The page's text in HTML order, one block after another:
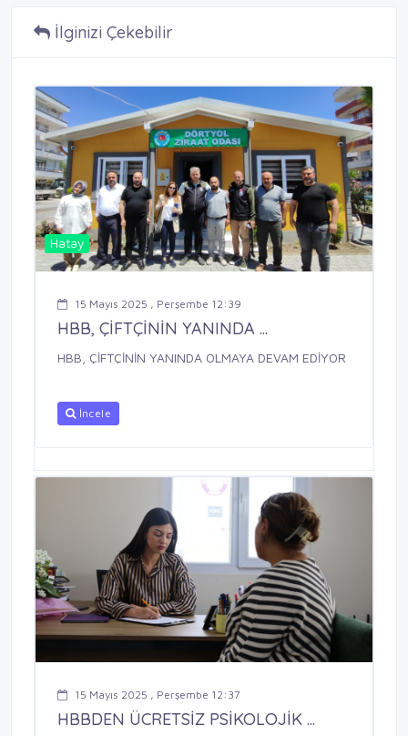
İlginizi Çekebilir
Hatay
15 Mayıs 2025 , Perşembe 12:39
HBB, ÇİFTÇİNİN YANINDA ...
HBB, ÇİFTÇİNİN YANINDA OLMAYA DEVAM EDİYOR
İncele
15 Mayıs 2025 , Perşembe 12:37
HBBDEN ÜCRETSİZ PSİKOLOJİK ...